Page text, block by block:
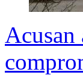
Acusan